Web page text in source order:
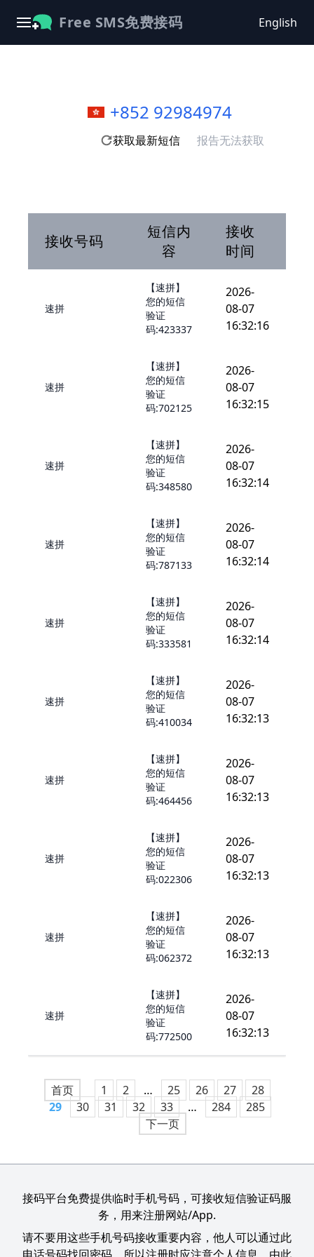
Free SMS免费接码 English
+852 92984974
获取最新短信 报告无法获取
接收号码
短信内
容
接收
时间
速拼
【速拼】
您的短信
验证
码:423337
2026-
08-07
16:32:16
速拼
【速拼】
您的短信
验证
码:702125
2026-
08-07
16:32:15
速拼
【速拼】
您的短信
验证
码:348580
2026-
08-07
16:32:14
速拼
【速拼】
您的短信
验证
码:787133
2026-
08-07
16:32:14
速拼
【速拼】
您的短信
验证
码:333581
2026-
08-07
16:32:14
速拼
【速拼】
您的短信
验证
码:410034
2026-
08-07
16:32:13
速拼
【速拼】
您的短信
验证
码:464456
2026-
08-07
16:32:13
速拼
【速拼】
您的短信
验证
码:022306
2026-
08-07
16:32:13
速拼
【速拼】
您的短信
验证
码:062372
2026-
08-07
16:32:13
速拼
【速拼】
您的短信
验证
码:772500
2026-
08-07
16:32:13
首页 1 2 … 25 26 27
28
29
30 31 32 33 … 284
285
下一页
接码平台免费提供临时手机号码，可接收短信验证码服
务，用来注册网站/App.
请不要用这些手机号码接收重要内容，他人可以通过此
电话号码找回密码，所以注册时应注意个人信息，由此